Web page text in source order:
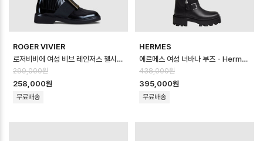
ROGER VIVIER
로저비비에 여성 비브 레인저스 첼시 부티 - Roger Vivier Womens Viv R…
299,000원
258,000원
무료배송
HERMES
에르메스 여성 너바나 부츠 - Hermes Womens Nirvana Boot - hes1…
438,000원
395,000원
무료배송